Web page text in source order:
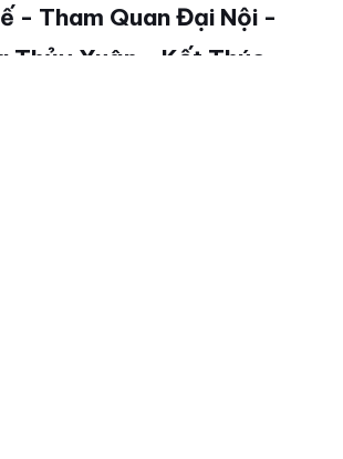
- Tham Quan Đại Nội -
Thủy Xuân - Kết Thúc